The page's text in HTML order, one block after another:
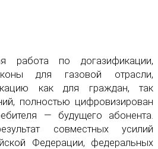
работа по догазификации,
для газовой отрасли,
как для граждан, так
полностью цифровизирован
— будущего абонента.
совместных усилий
Федерации, федеральных